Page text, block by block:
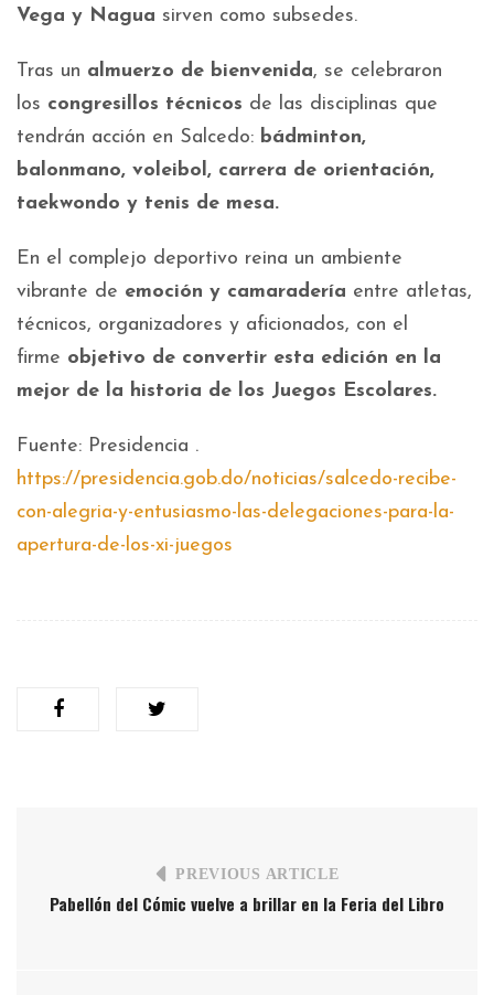
Vega y Nagua sirven como subsedes.
Tras un almuerzo de bienvenida, se celebraron
los congresillos técnicos de las disciplinas que
tendrán acción en Salcedo: bádminton,
balonmano, voleibol, carrera de orientación,
taekwondo y tenis de mesa.
En el complejo deportivo reina un ambiente
vibrante de emoción y camaradería entre atletas,
técnicos, organizadores y aficionados, con el
firme objetivo de convertir esta edición en la
mejor de la historia de los Juegos Escolares.
Fuente: Presidencia .
https://presidencia.gob.do/noticias/salcedo-recibe-
con-alegria-y-entusiasmo-las-delegaciones-para-la-
apertura-de-los-xi-juegos
PREVIOUS ARTICLE
Pabellón del Cómic vuelve a brillar en la Feria del Libro